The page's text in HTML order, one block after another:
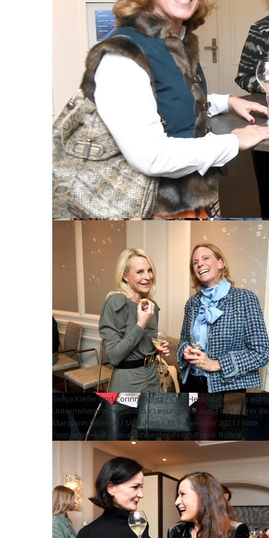
Brigitte Walz, Oriana Adkonis-Fernandes, Eleana
Unternehmerinnen lädt zur Lesung und zum Empfang in
November 2021 / Bitte Fotovermerk: Agentur Schneider-
Kristina Tröger (Präsidentin Club europäischer
Unternehmerinnen) und Katrin Sachse / CeU-Herbsttalk /
europäischer Unternehmerinnen lädt zur Lesung und zum
Empfang in das Hotel Mandarin Oriental / München / 15.
November 2021 / Bitte Fotovermerk: Agentur Schneider-
Press/Frank Rollitz
Paola Wentzler und Annika Sundermann mit Kristina Tröger
(Präsidentin Club europäischer Unternehmerinnen) / CeU-
Herbsttalk / Club europäischer Unternehmerinnen lädt zur
Lesung und zum Empfang in das Hotel Mandarin Oriental /
München / 15. November 2021 / Bitte Fotovermerk: Agentur
Schneider-Press/Frank Rollitz
Birgit von Lotzbeck, Isabella Ladines und Bettina Burbach
zum Empfang in das Hotel Mandarin Oriental / München /
Sonja Kiefer und Corinna Bintz / CeU-Herbsttalk / Club
Unternehmerinnen lädt zur Lesung und zum Empfang in
Mandarin Oriental / München / 15. November 2021 / Bitte
Fotovermerk: Agentur Schneider-Press/Frank Rollitz